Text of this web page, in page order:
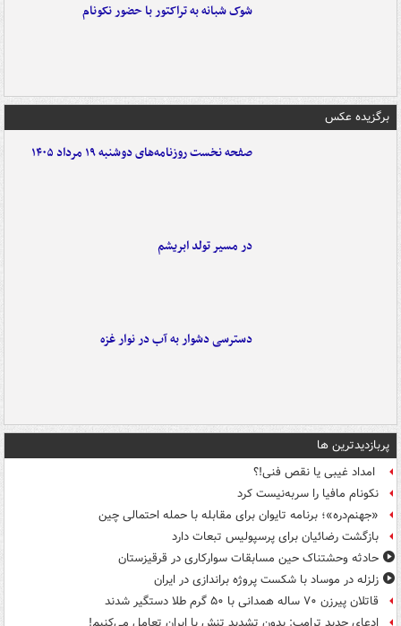
شوک شبانه به تراکتور با حضور نکونام
برگزیده عکس
صفحه نخست روزنامه‌های دوشنبه ۱۹ مرداد ۱۴۰۵
در مسیر تولد ابریشم
دسترسی دشوار به آب در نوار غزه
پربازدیدترین ها
امداد غیبی یا نقص فنی!؟
نکونام مافیا را سربه‌نیست کرد
«جهنم‌دره»؛ برنامه تایوان برای مقابله با حمله احتمالی چین
بازگشت رضائیان برای پرسپولیس تبعات دارد
حادثه وحشتناک حین مسابقات سوارکاری در قرقیزستان
زلزله در موساد با شکست پروژه براندازی در ایران
قاتلان پیرزن ۷۰ ساله همدانی با ۵۰ گرم طلا دستگیر شدند